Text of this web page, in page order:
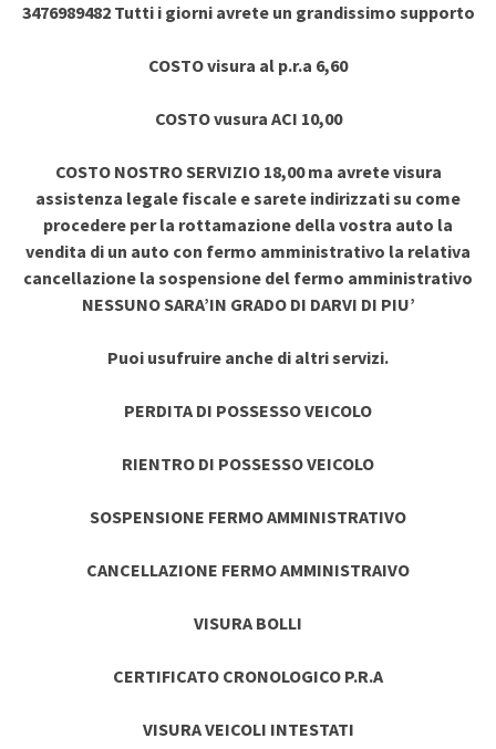
3476989482 Tutti i giorni avrete un grandissimo supporto
COSTO visura al p.r.a 6,60
COSTO vusura ACI 10,00
COSTO NOSTRO SERVIZIO 18,00 ma avrete visura
assistenza legale fiscale e sarete indirizzati su come
procedere per la rottamazione della vostra auto la
vendita di un auto con fermo amministrativo la relativa
cancellazione la sospensione del fermo amministrativo
NESSUNO SARA’IN GRADO DI DARVI DI PIU’
Puoi usufruire anche di altri servizi.
PERDITA DI POSSESSO VEICOLO
RIENTRO DI POSSESSO VEICOLO
SOSPENSIONE FERMO AMMINISTRATIVO
CANCELLAZIONE FERMO AMMINISTRAIVO
VISURA BOLLI
CERTIFICATO CRONOLOGICO P.R.A
VISURA VEICOLI INTESTATI